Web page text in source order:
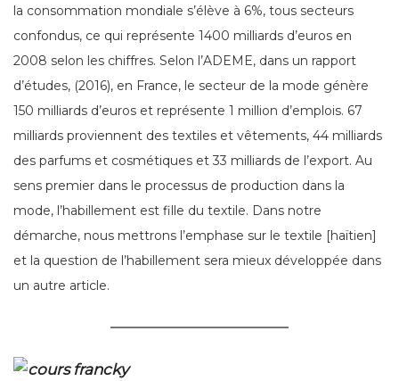
la consommation mondiale s’élève à 6%, tous secteurs
confondus, ce qui représente 1400 milliards d’euros en
2008 selon les chiffres. Selon l’ADEME, dans un rapport
d’études, (2016), en France, le secteur de la mode génère
150 milliards d’euros et représente 1 million d’emplois. 67
milliards proviennent des textiles et vêtements, 44 milliards
des parfums et cosmétiques et 33 milliards de l’export. Au
sens premier dans le processus de production dans la
mode, l’habillement est fille du textile. Dans notre
démarche, nous mettrons l’emphase sur le textile [haïtien]
et la question de l’habillement sera mieux développée dans
un autre article.